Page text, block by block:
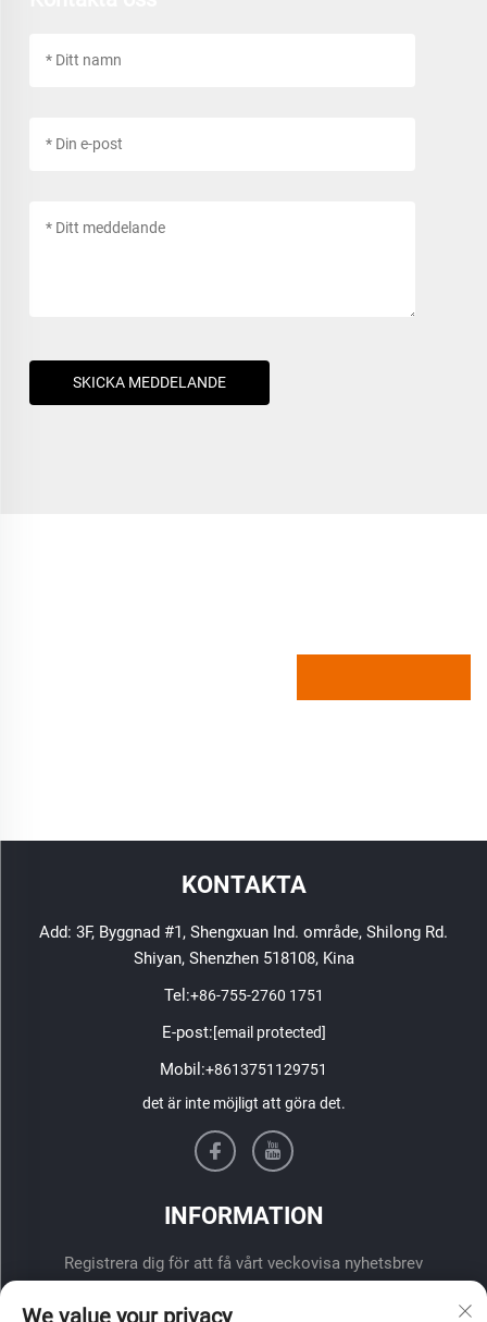
SKICKA MEDDELANDE
KONTAKTA
Add: 3F, Byggnad #1, Shengxuan Ind. område, Shilong Rd.
Shiyan, Shenzhen 518108, Kina
Tel:+86-755-2760 1751
E-post:[email protected]
Mobil:+8613751129751
det är inte möjligt att göra det.
INFORMATION
Registrera dig för att få vårt veckovisa nyhetsbrev
We value your privacy